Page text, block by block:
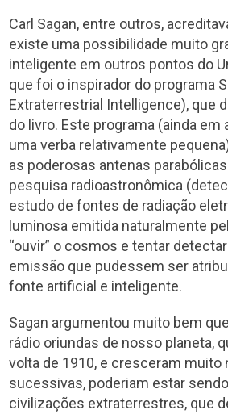
Carl Sagan, entre outros,
existe uma possibilidade muito
inteligente em outros pontos do
que foi o inspirador do programa
Extraterrestrial Intelligence), que
do livro. Este programa (ainda em
uma verba relativamente
as poderosas antenas
pesquisa radioastronômica
estudo de fontes de radiação
luminosa emitida naturalmente
“ouvir” o cosmos e tentar
emissão que pudessem ser
fonte artificial e inteligente.
Sagan argumentou muito bem
rádio oriundas de nosso planeta,
volta de 1910, e cresceram muito
sucessivas, poderiam estar
civilizações extraterrestres, que